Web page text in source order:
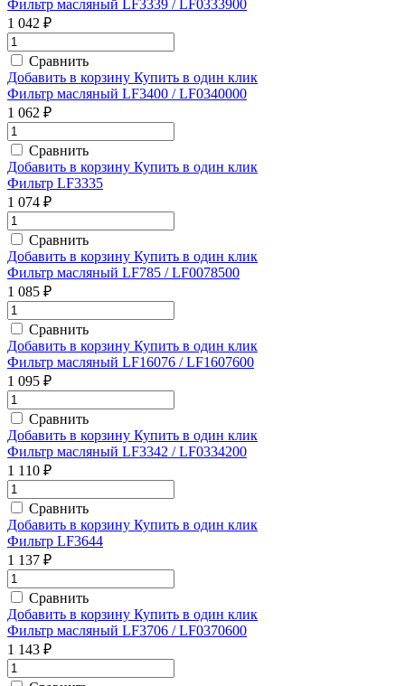
Фильтр масляный LF3339 / LF0333900
1 042 ₽
Сравнить
Добавить в корзину Купить в один клик
Фильтр масляный LF3400 / LF0340000
1 062 ₽
Сравнить
Добавить в корзину Купить в один клик
Фильтр LF3335
1 074 ₽
Сравнить
Добавить в корзину Купить в один клик
Фильтр масляный LF785 / LF0078500
1 085 ₽
Сравнить
Добавить в корзину Купить в один клик
Фильтр масляный LF16076 / LF1607600
1 095 ₽
Сравнить
Добавить в корзину Купить в один клик
Фильтр масляный LF3342 / LF0334200
1 110 ₽
Сравнить
Добавить в корзину Купить в один клик
Фильтр LF3644
1 137 ₽
Сравнить
Добавить в корзину Купить в один клик
Фильтр масляный LF3706 / LF0370600
1 143 ₽